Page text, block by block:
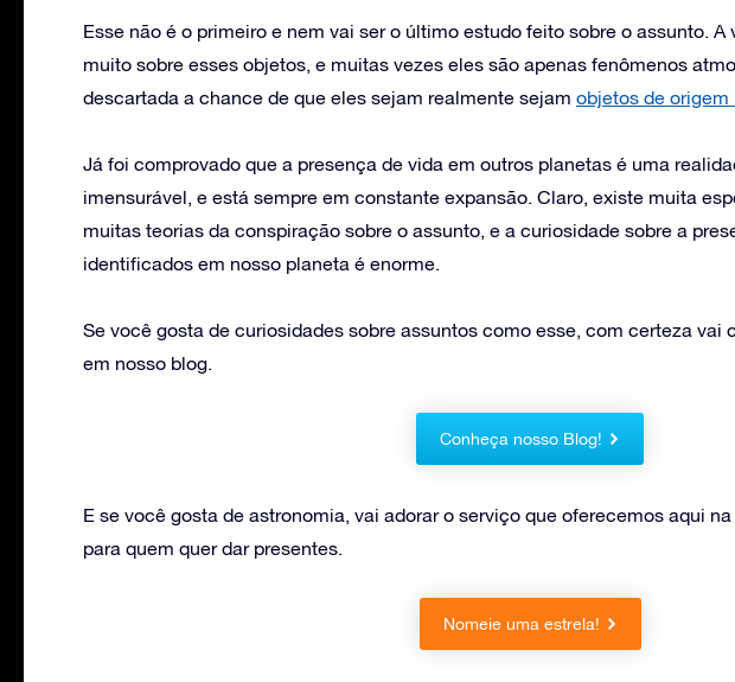
Esse não é o primeiro e nem vai ser o último estudo feito sobre o assunto. A
muito sobre esses objetos, e muitas vezes eles são apenas fenômenos
descartada a chance de que eles sejam realmente sejam objetos de origem
Já foi comprovado que a presença de vida em outros planetas é uma
imensurável, e está sempre em constante expansão. Claro, existe muita
muitas teorias da conspiração sobre o assunto, e a curiosidade sobre a
identificados em nosso planeta é enorme.
Se você gosta de curiosidades sobre assuntos como esse, com certeza vai
em nosso blog.
Conheça nosso Blog!
E se você gosta de astronomia, vai adorar o serviço que oferecemos aqui
para quem quer dar presentes.
Nomeie uma estrela!